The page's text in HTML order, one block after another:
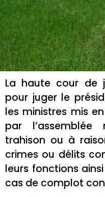
La haute cour de
pour juger le
les ministres mis
par
trahison ou à
crimes ou délits
leurs fonctions
cas de complot